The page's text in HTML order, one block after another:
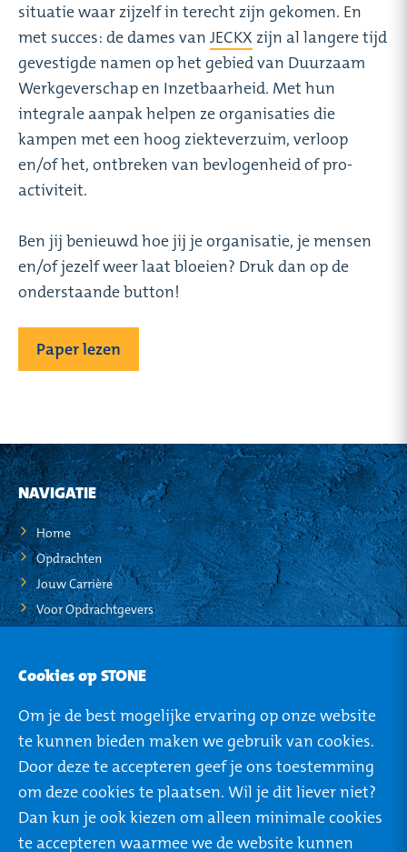
Cookies op STONE
Om je de best mogelijke ervaring op onze website
te kunnen bieden maken we gebruik van cookies.
Door deze te accepteren geef je ons toestemming
om deze cookies te plaatsen. Wil je dit liever niet?
Dan kun je ook kiezen om alleen minimale cookies
te accepteren waarmee we de website kunnen
situatie waar zijzelf in terecht zijn gekomen. En
met succes: de dames van JECKX zijn al langere tijd
gevestigde namen op het gebied van Duurzaam
Werkgeverschap en Inzetbaarheid. Met hun
integrale aanpak helpen ze organisaties die
kampen met een hoog ziekteverzuim, verloop
en/of het, ontbreken van bevlogenheid of pro-
activiteit.
Ben jij benieuwd hoe jij je organisatie, je mensen
en/of jezelf weer laat bloeien? Druk dan op de
onderstaande button!
Paper lezen
ROTTERDAM TILBURG
NAVIGATIE
Home
Opdrachten
Jouw Carrière
Voor Opdrachtgevers
STO-NEWS
Mijn STONE
Privacy